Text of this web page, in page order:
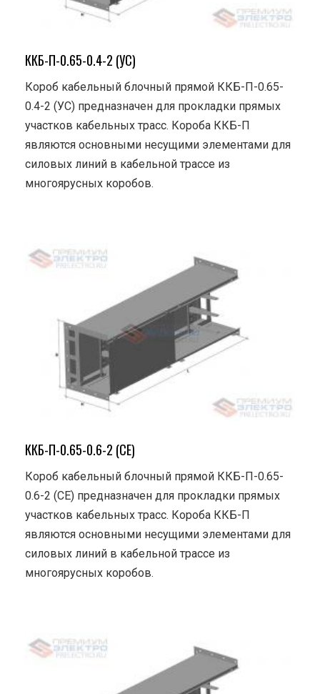
ККБ-П-0.65-0.4-2 (УС)
Короб кабельный блочный прямой ККБ-П-0.65-
0.4-2 (УС) предназначен для прокладки прямых
участков кабельных трасс. Короба ККБ-П
являются основными несущими элементами для
силовых линий в кабельной трассе из
многоярусных коробов.
ККБ-П-0.65-0.6-2 (СЕ)
Короб кабельный блочный прямой ККБ-П-0.65-
0.6-2 (СЕ) предназначен для прокладки прямых
участков кабельных трасс. Короба ККБ-П
являются основными несущими элементами для
силовых линий в кабельной трассе из
многоярусных коробов.